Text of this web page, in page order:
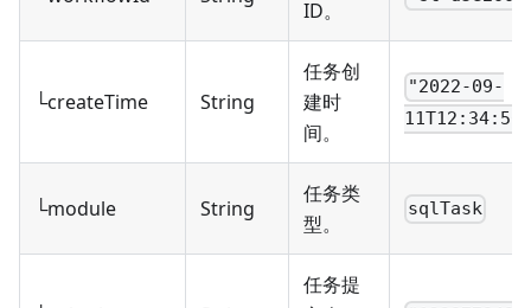
ID。
└createTime String
任务创
建时
间。
"2022-09-
└module String
任务类
型。
sqlTask
任务提